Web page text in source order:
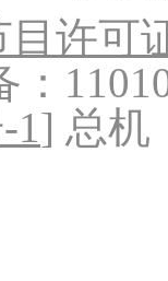
许可
1] 总机